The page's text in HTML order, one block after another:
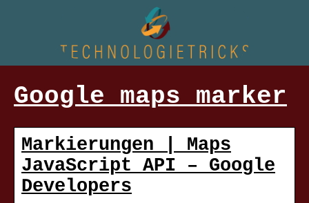
Google maps marker
Markierungen | Maps
JavaScript API – Google
Developers